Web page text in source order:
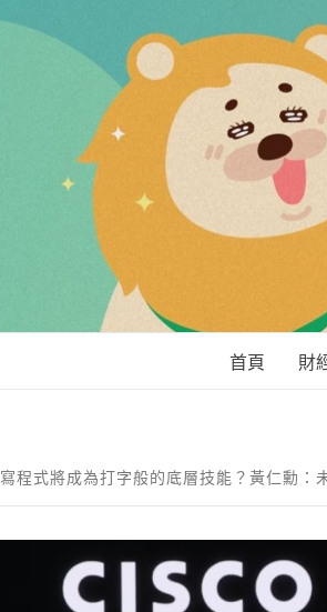
首頁 財
寫程式將成為打字般的底層技能？黃仁勳：